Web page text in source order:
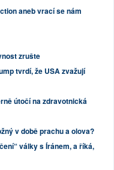
aneb vrací se nám
zrušte
tvrdí, že USA zvažují
útočí na zdravotnická
v době prachu a olova?
války s Íránem, a říká,